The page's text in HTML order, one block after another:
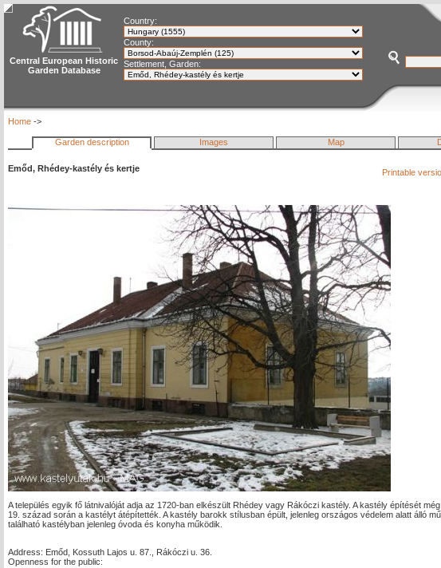
Central European Historic
Garden Database
Country:
County:
Settlement, Garden:
Home ->
Garden description Images Map
Emőd, Rhédey-kastély és kertje Printable
A település egyik fő látnivalóját adja az 1720-ban elkészült Rhédey vagy Rákóczi kastély. A kastély építését
19. század során a kastélyt átépítették. A kastély barokk stílusban épült, jelenleg országos védelem alatt álló
található kastélyban jelenleg óvoda és konyha működik.
Address: Emőd, Kossuth Lajos u. 87., Rákóczi u. 36.
Openness for the public: